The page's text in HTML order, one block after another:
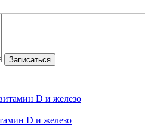
Записаться
D и железо